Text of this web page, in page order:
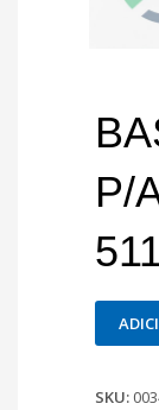
P/
SKU: